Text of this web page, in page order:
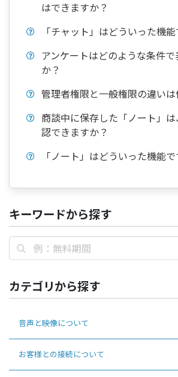
キーワードから探す
カテゴリから探す
音声と映像について
お客様との接続について
はできますか？
「チャット」はどういった機能
アンケートはどのような条件
か？
管理者権限と一般権限の違いは
商談中に保存した「ノート」
認できますか？
「ノート」はどういった機能で